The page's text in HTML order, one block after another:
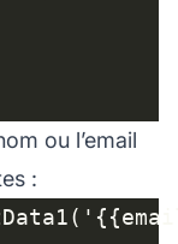
ou l’email
: